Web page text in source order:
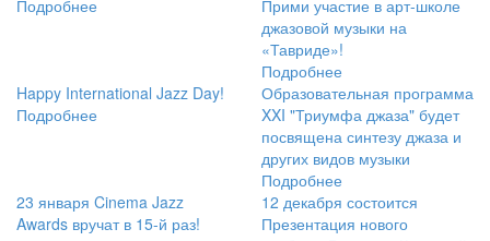
Подробнее
Прими участие в арт-школе
джазовой музыки на
«Тавриде»!
Подробнее
Happy International Jazz Day!
Подробнее
Образовательная программа
XXI "Триумфа джаза" будет
посвящена синтезу джаза и
других видов музыки
Подробнее
23 января Cinema Jazz
Awards вручат в 15-й раз!
12 декабря состоится
Презентация нового